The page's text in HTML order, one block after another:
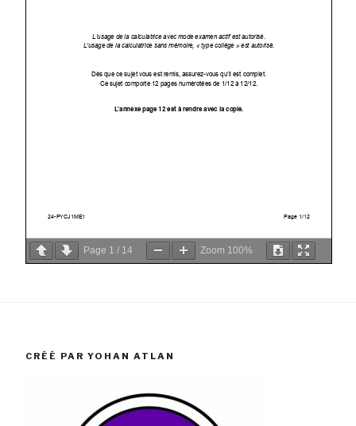
Page 1 / 14 Zoom 100%
CRÉÉ PAR YOHAN ATLAN